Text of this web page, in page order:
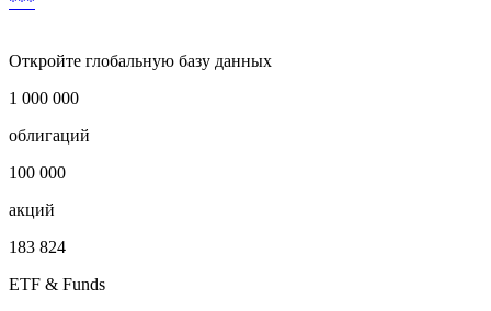
Откройте глобальную базу данных
1 000 000
облигаций
100 000
акций
183 824
ETF & Funds